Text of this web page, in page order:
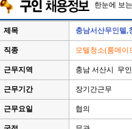
한눈에 보
제목 충남서산무인텔,
직종 모텔청소(룸메이
근무지역 충남 서산시 무
근무기간 장기간근무
근무요일 협의